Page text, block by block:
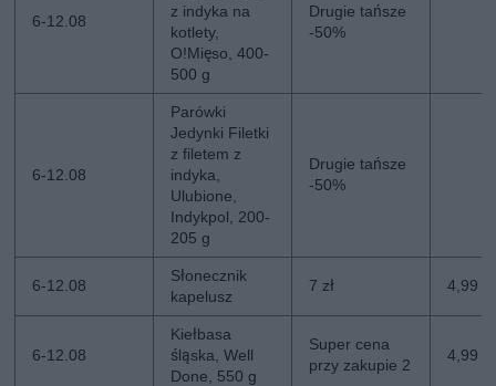
6-12.08
z indyka na
kotlety,
O!Mięso, 400-
500 g
Drugie tańsze
-50%
6-12.08
Parówki
Jedynki Filetki
z filetem z
indyka,
Ulubione,
Indykpol, 200-
205 g
Drugie tańsze
-50%
6-12.08
Słonecznik
kapelusz
7 zł 4,99
6-12.08
Kiełbasa
śląska, Well
Done, 550 g
Super cena
przy zakupie 2
4,99